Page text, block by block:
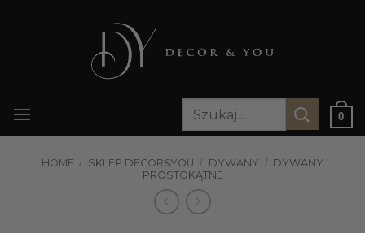
Szukaj:
0
HOME / SKLEP DECOR&YOU / DYWANY / DYWANY
PROSTOKĄTNE